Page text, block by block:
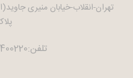
تهران-انقلاب-خیابان منیری
تلفن:66400220-66400144